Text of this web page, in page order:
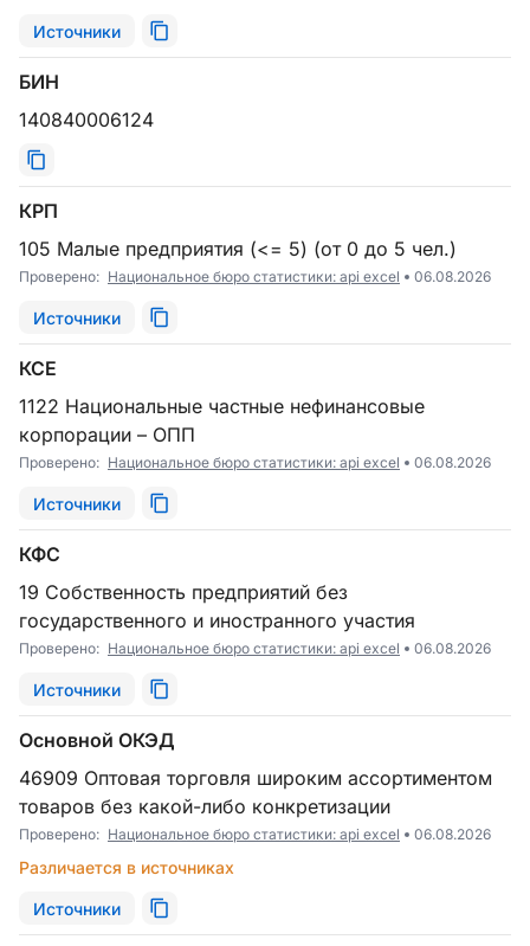
Источники
БИН
140840006124
КРП
105 Малые предприятия (<= 5) (от 0 до 5 чел.)
Проверено: Национальное бюро статистики: api excel 06.08.2026
Источники
КСЕ
1122 Национальные частные нефинансовые
корпорации – ОПП
Проверено: Национальное бюро статистики: api excel 06.08.2026
Источники
КФС
19 Собственность предприятий без
государственного и иностранного участия
Проверено: Национальное бюро статистики: api excel 06.08.2026
Источники
Основной ОКЭД
46909 Оптовая торговля широким ассортиментом
товаров без какой-либо конкретизации
Проверено: Национальное бюро статистики: api excel 06.08.2026
Различается в источниках
Источники